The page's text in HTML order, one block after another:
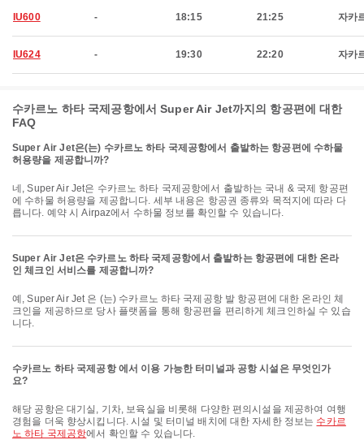
IU600 - 18:15 21:25 자카
IU624 - 19:30 22:20 자카
수카르노 하타 국제공항에서 Super Air Jet까지의 항공편에 대한
FAQ
Super Air Jet은(는) 수카르노 하타 국제공항에서 출발하는 항공편에 수하물
허용량을 제공합니까?
네, Super Air Jet은 수카르노 하타 국제공항에서 출발하는 국내 & 국제 항공편
에 수하물 허용량을 제공합니다. 세부 내용은 항공권 종류와 목적지에 따라 다
릅니다. 예약 시 Airpaz에서 수하물 정보를 확인할 수 있습니다.
Super Air Jet은 수카르노 하타 국제공항에서 출발하는 항공편에 대한 온라
인 체크인 서비스를 제공합니까?
예, Super Air Jet 은 (는) 수카르노 하타 국제공항 발 항공편에 대한 온라인 체
크인을 제공하므로 당사 플랫폼을 통해 항공편을 편리하게 체크인하실 수 있습
니다.
수카르노 하타 국제공항 에서 이용 가능한 터미널과 공항 시설은 무엇인가
요?
해당 공항은 대기실, 기차, 보육실을 비롯해 다양한 편의시설을 제공하여 여행
경험을 더욱 향상시킵니다. 시설 및 터미널 배치에 대한 자세한 정보는 수카르
노 하타 국제공항에서 확인할 수 있습니다.